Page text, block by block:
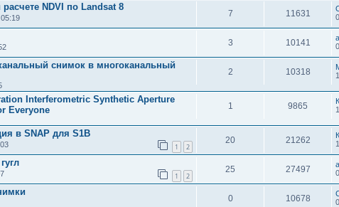
NDVI по Landsat 8
7 11631
3 10141
снимок в многоканальный
2 10318
Interferometric Synthetic Aperture
Everyone
1 9865
в SNAP для S1B
1 2
20 21262
1 2
25 27497
0 10678